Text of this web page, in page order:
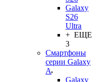
Galaxy
S26
Ultra
+ ЕЩЕ
3
Смартфоны
серии Galaxy
A
Galaxy